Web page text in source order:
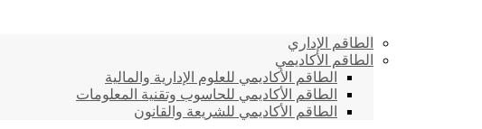
الطاقم الإداري
الطاقم الأكاديمي
الطاقم الأكاديمي للعلوم الإدارية والمالية
الطاقم الأكاديمي للحاسوب وتقنية المعلومات
الطاقم الأكاديمي للشريعة والقانون